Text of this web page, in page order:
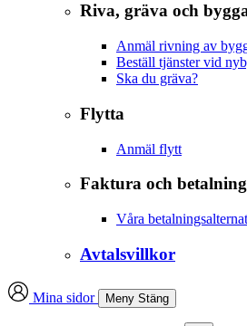
Riva, gräva och
Anmäl rivning av
Beställ tjänster vid
Ska du gräva?
Flytta
Anmäl flytt
Faktura och betalning
Våra
Avtalsvillkor
Mina sidor Meny Stäng